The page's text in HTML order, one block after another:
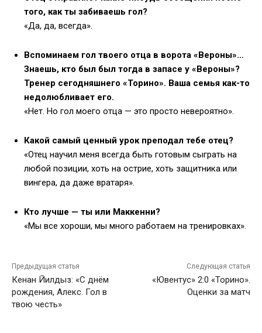
того, как ты забиваешь гол?
«Да, да, всегда».
Вспоминаем гол твоего отца в ворота «Вероны»…
Знаешь, кто был был тогда в запасе у «Вероны»?
Тренер сегодняшнего «Торино». Ваша семья как-то
недолюбливает его.
«Нет. Но гол моего отца — это просто невероятно».
Какой самый ценный урок преподал тебе отец?
«Отец научил меня всегда быть готовым сыграть на
любой позиции, хоть на острие, хоть защитника или
вингера, да даже вратаря».
Кто лучше — ты или Маккенни?
«Мы все хороши, мы много работаем на тренировках».
Предыдущая статья
Кенан Йилдыз: «С днём
рождения, Алекс. Гол в
твою честь»
Следующая статья
«Ювентус» 2:0 «Торино».
Оценки за матч